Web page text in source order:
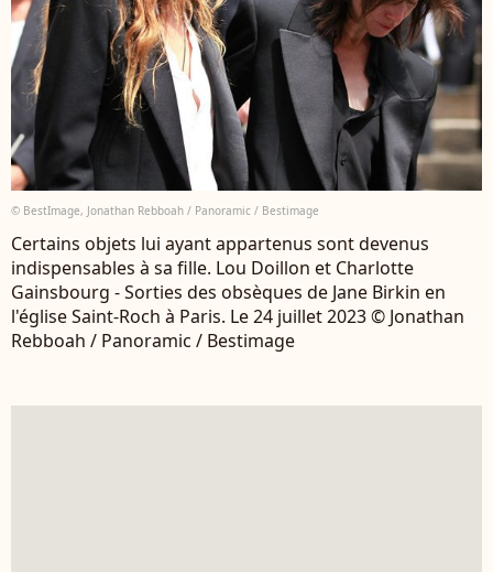
© BestImage, Jonathan Rebboah / Panoramic / Bestimage
Certains objets lui ayant appartenus sont devenus
indispensables à sa fille. Lou Doillon et Charlotte
Gainsbourg - Sorties des obsèques de Jane Birkin en
l'église Saint-Roch à Paris. Le 24 juillet 2023 © Jonathan
Rebboah / Panoramic / Bestimage